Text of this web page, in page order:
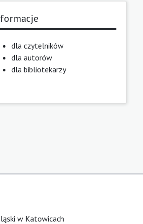
dla czytelników
dla autorów
dla bibliotekarzy
w Katowicach